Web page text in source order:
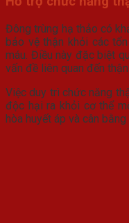
Đông trùng hạ thảo có
bảo vệ thận khỏi các
máu. Điều này đặc biệt
vấn đề liên quan đến
Việc duy trì chức năng
độc hại ra khỏi cơ thể
hòa huyết áp và cân bằng